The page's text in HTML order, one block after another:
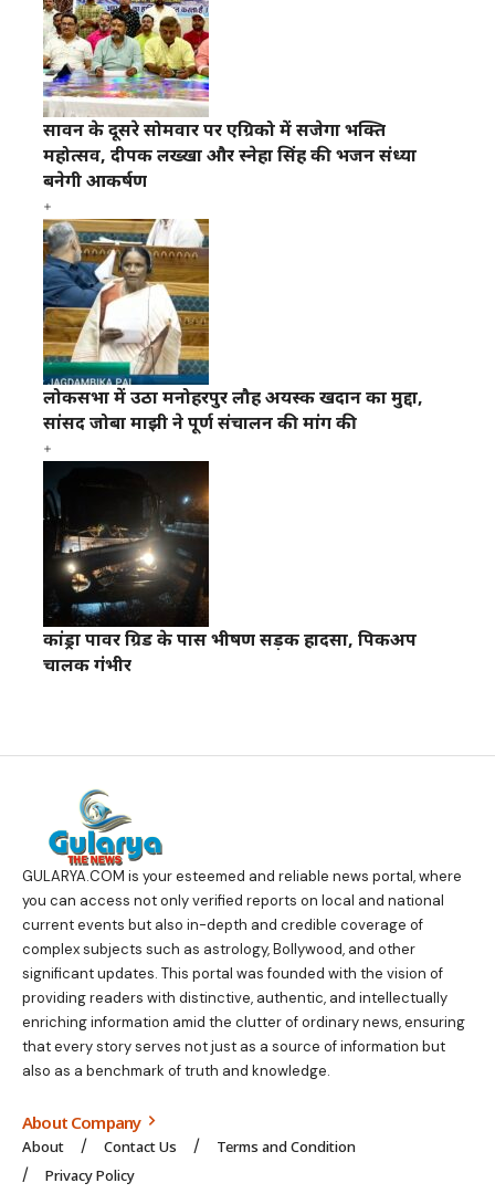
सावन के दूसरे सोमवार पर एग्रिको में सजेगा भक्ति
महोत्सव, दीपक लख्खा और स्नेहा सिंह की भजन संध्या
बनेगी आकर्षण
लोकसभा में उठा मनोहरपुर लौह अयस्क खदान का मुद्दा,
सांसद जोबा माझी ने पूर्ण संचालन की मांग की
कांड्रा पावर ग्रिड के पास भीषण सड़क हादसा, पिकअप
चालक गंभीर
GULARYA.COM is your esteemed and reliable news portal, where
you can access not only verified reports on local and national
current events but also in-depth and credible coverage of
complex subjects such as astrology, Bollywood, and other
significant updates. This portal was founded with the vision of
providing readers with distinctive, authentic, and intellectually
enriching information amid the clutter of ordinary news, ensuring
that every story serves not just as a source of information but
also as a benchmark of truth and knowledge.
About Company
About Contact Us
Terms and Condition
Privacy Policy